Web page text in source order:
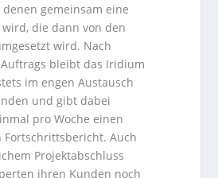
gemeinsam eine
die dann von den
wird. Nach
bleibt das Iridium
im engen Austausch
und gibt dabei
pro Woche einen
Auch
Projektabschluss
ihren Kunden noch